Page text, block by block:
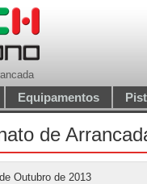
Equipamentos
de
Outubro de 2013